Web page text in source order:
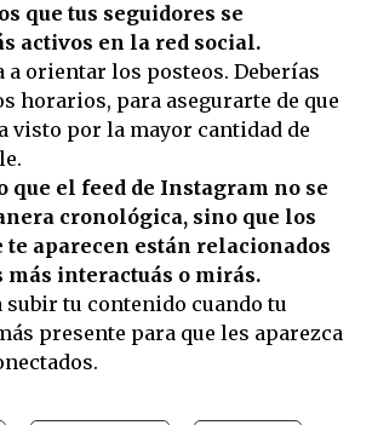
que tus seguidores se
activos en la red social.
a orientar los posteos. Deberías
horarios, para asegurarte de que
visto por la mayor cantidad de
que el feed de Instagram no se
cronológica, sino que los
te aparecen están relacionados
más interactuás o mirás.
subir tu contenido cuando tu
presente para que les aparezca